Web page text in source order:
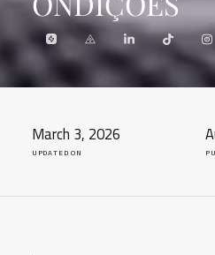
Check out my Zaap profile
Check out myCheck
March 3, 2026
UPDATED ON